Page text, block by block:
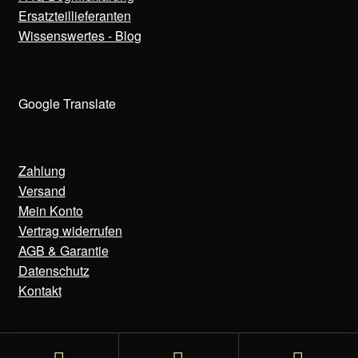
Ersatzteillieferanten
Wissenswertes - Blog
Google Translate
Zahlung
Versand
Mein Konto
Vertrag widerrufen
AGB & Garantie
Datenschutz
Kontakt